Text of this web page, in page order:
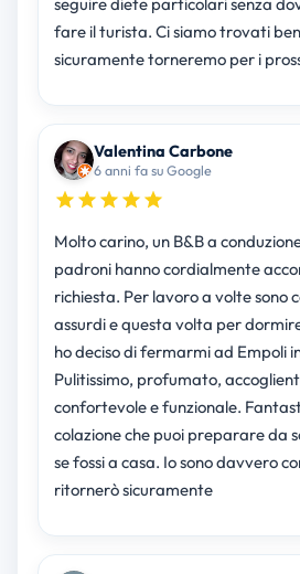
fare il turista. Ci siamo trovati
sicuramente torneremo per i
Valentina Carbone
6 anni fa su Google
Molto carino, un B&B a
padroni hanno cordialmente
richiesta. Per lavoro a volte sono
assurdi e questa volta per
ho deciso di fermarmi ad Empoli
Pulitissimo, profumato,
confortevole e funzionale.
colazione che puoi preparare da
se fossi a casa. Io sono davvero
ritornerò sicuramente